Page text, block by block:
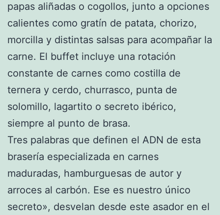
papas aliñadas o cogollos, junto a opciones
calientes como gratín de patata, chorizo,
morcilla y distintas salsas para acompañar la
carne. El buffet incluye una rotación
constante de carnes como costilla de
ternera y cerdo, churrasco, punta de
solomillo, lagartito o secreto ibérico,
siempre al punto de brasa.
Tres palabras que definen el ADN de esta
brasería especializada en carnes
maduradas, hamburguesas de autor y
arroces al carbón. Ese es nuestro único
secreto», desvelan desde este asador en el